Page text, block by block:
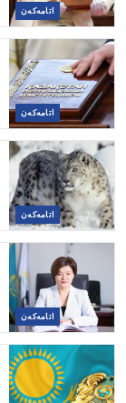
اتامەكەن
اتامەكەن
اتامەكەن
اتامەكەن